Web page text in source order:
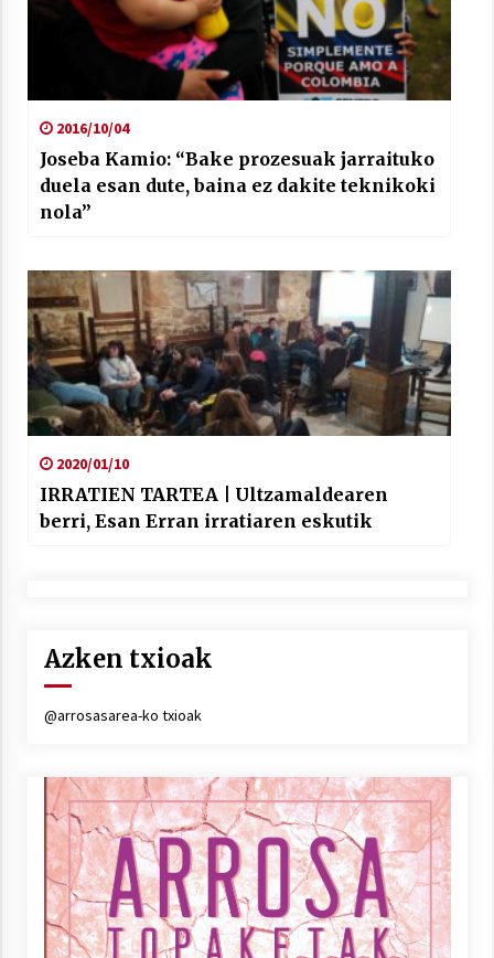
2016/10/04
Joseba Kamio: “Bake prozesuak jarraituko
duela esan dute, baina ez dakite teknikoki
nola”
2020/01/10
IRRATIEN TARTEA | Ultzamaldearen
berri, Esan Erran irratiaren eskutik
Azken txioak
@arrosasarea-ko txioak